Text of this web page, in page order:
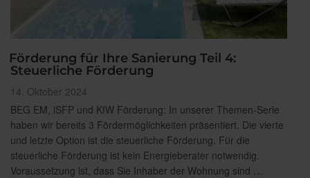
Förderung für Ihre Sanierung Teil 4:
Steuerliche Förderung
Veröffentlicht
am
14. Oktober 2024
BEG EM, iSFP und KfW Förderung: In unserer Themen-Serie
haben wir bereits 3 Fördermöglichkeiten präsentiert. Die vierte
und letzte Option ist die steuerliche Förderung. Für die
steuerliche Förderung ist kein Energieberater notwendig.
Voraussetzung ist, dass Sie Inhaber der Wohnung sind …